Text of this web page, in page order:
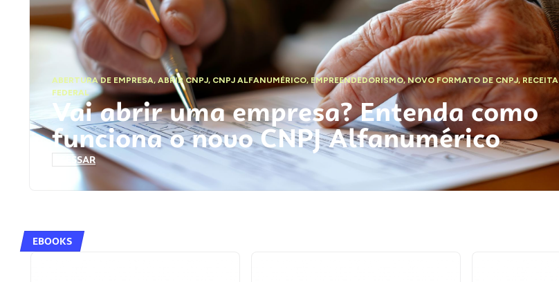
ABERTURA DE EMPRESA,ABRIR CNPJ, CNPJ ALFANUMÉRICO, EMPREENDEDORISMO,NOVO FORMATO DE CNPJ,RECEITA
FEDERAL
Vai abrir uma empresa? Entenda como
funciona o novo CNPJ Alfanumérico
ACESSAR
EBOOKS